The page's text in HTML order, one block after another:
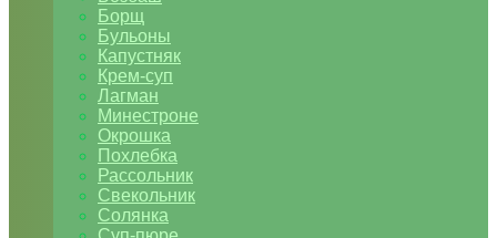
Борщ
Бульоны
Капустняк
Крем-суп
Лагман
Минестроне
Окрошка
Похлебка
Рассольник
Свекольник
Солянка